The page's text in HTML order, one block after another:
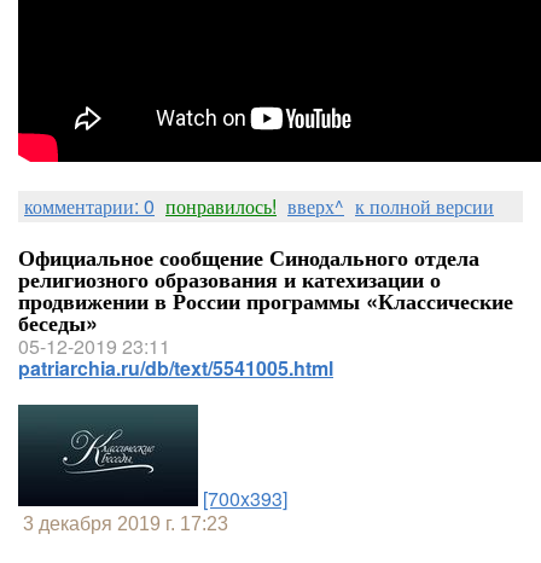
комментарии: 0 понравилось! вверх^ к полной версии
Официальное сообщение Синодального отдела
религиозного образования и катехизации о
продвижении в России программы «Классические
беседы»
05-12-2019 23:11
patriarchia.ru/db/text/5541005.html
[700x393]
3 декабря 2019 г. 17:23